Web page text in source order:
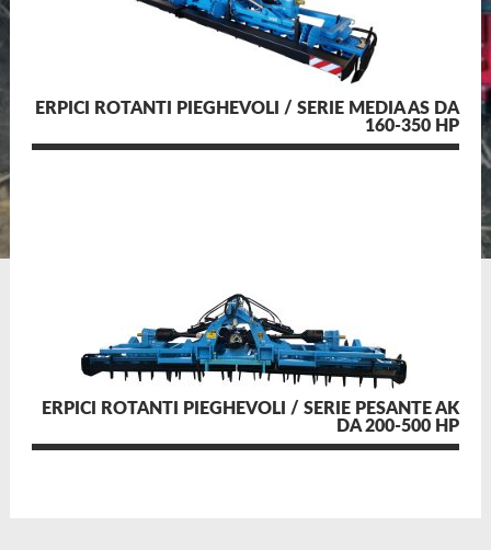
ERPICI ROTANTI PIEGHEVOLI / SERIE MEDIA AS DA
160-350 HP
ERPICI ROTANTI PIEGHEVOLI / SERIE PESANTE AK
DA 200-500 HP